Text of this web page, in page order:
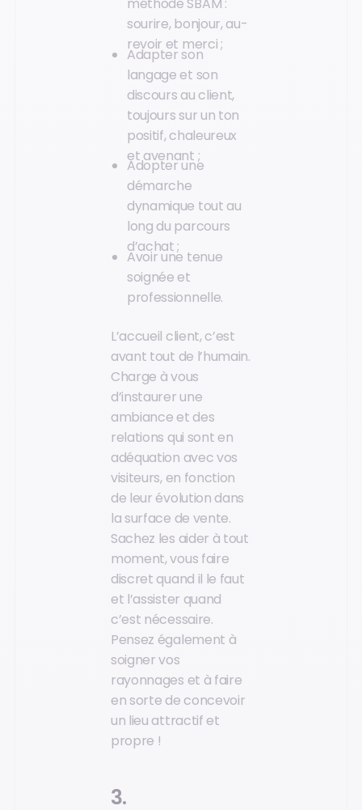
sourire, bonjour, au-
revoir et merci ;
Adapter son
langage et son
discours au client,
toujours sur un ton
positif, chaleureux
et avenant ;
Adopter une
démarche
dynamique tout au
long du parcours
d’achat ;
Avoir une tenue
soignée et
professionnelle.
L’accueil client, c’est
avant tout de l’humain.
Charge à vous
d’instaurer une
ambiance et des
relations qui sont en
adéquation avec vos
visiteurs, en fonction
de leur évolution dans
la surface de vente.
Sachez les aider à tout
moment, vous faire
discret quand il le faut
et l’assister quand
c’est nécessaire.
Pensez également à
soigner vos
rayonnages et à faire
en sorte de concevoir
un lieu attractif et
propre !
3.